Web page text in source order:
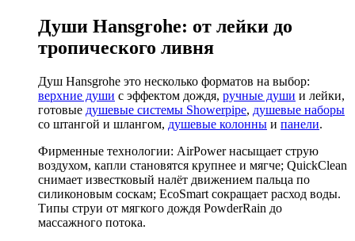
Души Hansgrohe: от лейки до
тропического ливня
Душ Hansgrohe это несколько форматов на выбор:
верхние души с эффектом дождя, ручные души и лейки,
готовые душевые системы Showerpipe, душевые наборы
со штангой и шлангом, душевые колонны и панели.
Фирменные технологии: AirPower насыщает струю
воздухом, капли становятся крупнее и мягче; QuickClean
снимает известковый налёт движением пальца по
силиконовым соскам; EcoSmart сокращает расход воды.
Типы струи от мягкого дождя PowderRain до
массажного потока.